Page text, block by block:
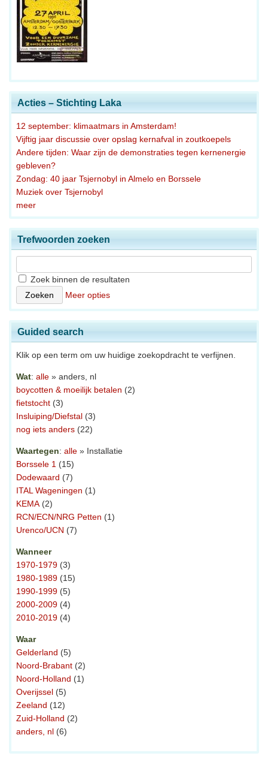
Acties – Stichting Laka
12 september: klimaatmars in Amsterdam!
Vijftig jaar discussie over opslag kernafval in zoutkoepels
Andere tijden: Waar zijn de demonstraties tegen kernenergie
gebleven?
Zondag: 40 jaar Tsjernobyl in Almelo en Borssele
Muziek over Tsjernobyl
meer
Trefwoorden zoeken
Zoek binnen de resultaten
Meer opties
Guided search
Klik op een term om uw huidige zoekopdracht te verfijnen.
Wat: alle » anders, nl
boycotten & moeilijk betalen (2)
fietstocht (3)
Insluiping/Diefstal (3)
nog iets anders (22)
Waartegen: alle » Installatie
Borssele 1 (15)
Dodewaard (7)
ITAL Wageningen (1)
KEMA(2)
RCN/ECN/NRG Petten (1)
Urenco/UCN (7)
Wanneer
1970-1979 (3)
1980-1989 (15)
1990-1999 (5)
2000-2009 (4)
2010-2019 (4)
Waar
Gelderland (5)
Noord-Brabant (2)
Noord-Holland (1)
Overijssel (5)
Zeeland (12)
Zuid-Holland (2)
anders, nl (6)